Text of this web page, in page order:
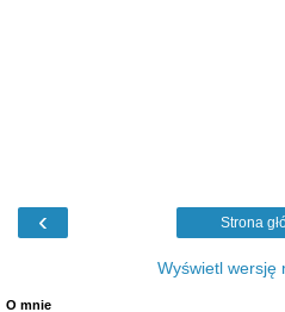
‹ Strona
Wyświetl wersję
O mnie